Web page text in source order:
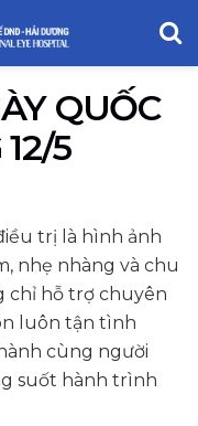
QUỐC
5
trị là hình ảnh
nhẹ nhàng và chu
chỉ hỗ trợ chuyên
luôn tận tình
cùng người
suốt hành trình